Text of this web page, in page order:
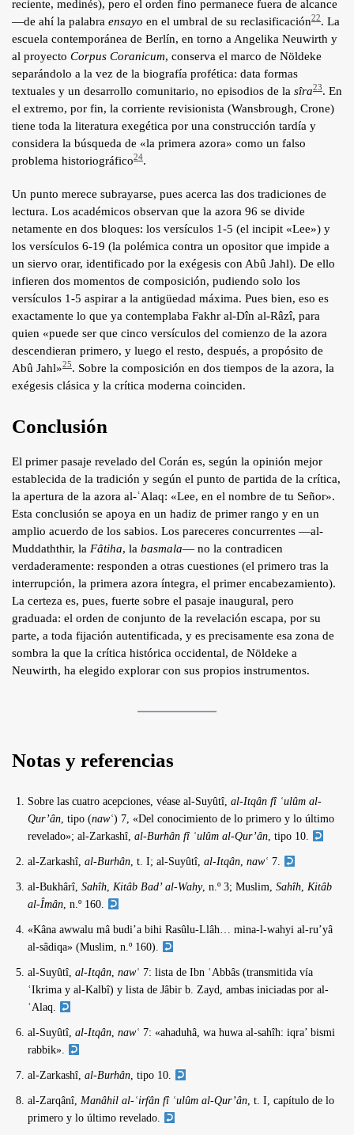
reciente, medinés), pero el orden fino permanece fuera de alcance
—de ahí la palabra ensayo en el umbral de su reclasificación22. La
escuela contemporánea de Berlín, en torno a Angelika Neuwirth y
al proyecto Corpus Coranicum, conserva el marco de Nöldeke
separándolo a la vez de la biografía profética: data formas
textuales y un desarrollo comunitario, no episodios de la sîra23. En
el extremo, por fin, la corriente revisionista (Wansbrough, Crone)
tiene toda la literatura exegética por una construcción tardía y
considera la búsqueda de «la primera azora» como un falso
problema historiográfico24.
Un punto merece subrayarse, pues acerca las dos tradiciones de
lectura. Los académicos observan que la azora 96 se divide
netamente en dos bloques: los versículos 1-5 (el incipit «Lee») y
los versículos 6-19 (la polémica contra un opositor que impide a
un siervo orar, identificado por la exégesis con Abû Jahl). De ello
infieren dos momentos de composición, pudiendo solo los
versículos 1-5 aspirar a la antigüedad máxima. Pues bien, eso es
exactamente lo que ya contemplaba Fakhr al-Dîn al-Râzî, para
quien «puede ser que cinco versículos del comienzo de la azora
descendieran primero, y luego el resto, después, a propósito de
Abû Jahl»25. Sobre la composición en dos tiempos de la azora, la
exégesis clásica y la crítica moderna coinciden.
Conclusión
El primer pasaje revelado del Corán es, según la opinión mejor
establecida de la tradición y según el punto de partida de la crítica,
la apertura de la azora al-ʿAlaq: «Lee, en el nombre de tu Señor».
Esta conclusión se apoya en un hadiz de primer rango y en un
amplio acuerdo de los sabios. Los pareceres concurrentes —al-
Muddaththir, la Fâtiha, la basmala— no la contradicen
verdaderamente: responden a otras cuestiones (el primero tras la
interrupción, la primera azora íntegra, el primer encabezamiento).
La certeza es, pues, fuerte sobre el pasaje inaugural, pero
graduada: el orden de conjunto de la revelación escapa, por su
parte, a toda fijación autentificada, y es precisamente esa zona de
sombra la que la crítica histórica occidental, de Nöldeke a
Neuwirth, ha elegido explorar con sus propios instrumentos.
Notas y referencias
Sobre las cuatro acepciones, véase al-Suyûtî, al-Itqân fî ʿulûm al-
Qur’ân, tipo (nawʿ) 7, «Del conocimiento de lo primero y lo último
revelado»; al-Zarkashî, al-Burhân fî ʿulûm al-Qur’ân, tipo 10.
al-Zarkashî, al-Burhân, t. I; al-Suyûtî, al-Itqân, nawʿ 7.
al-Bukhârî, Sahîh, Kitâb Bad’ al-Wahy, n.º 3; Muslim, Sahîh, Kitâb
al-Îmân, n.º 160.
«Kâna awwalu mâ budi’a bihi Rasûlu-Llâh… mina-l-wahyi al-ru’yâ
al-sâdiqa» (Muslim, n.º 160).
al-Suyûtî, al-Itqân, nawʿ 7: lista de Ibn ʿAbbâs (transmitida vía
ʿIkrima y al-Kalbî) y lista de Jâbir b. Zayd, ambas iniciadas por al-
ʿAlaq.
al-Suyûtî, al-Itqân, nawʿ 7: «ahaduhâ, wa huwa al-sahîh: iqra’ bismi
rabbik».
al-Zarkashî, al-Burhân, tipo 10.
al-Zarqânî, Manâhil al-ʿirfân fî ʿulûm al-Qur’ân, t. I, capítulo de lo
primero y lo último revelado.